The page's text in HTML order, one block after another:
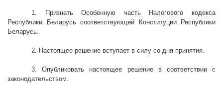
1. Признать Особенную часть Налогового кодекса
Республики Беларусь соответствующей Конституции Республики
Беларусь.
2. Настоящее решение вступает в силу со дня принятия.
3. Опубликовать настоящее решение в соответствии с
законодательством.